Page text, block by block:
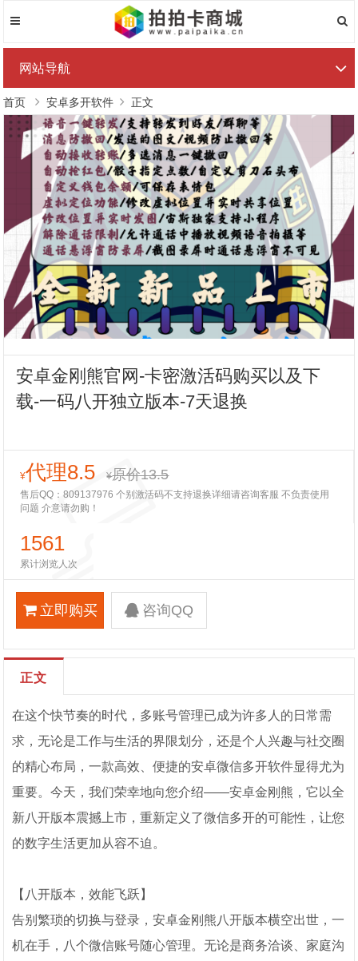
网站导航
首页 安卓多开软件 正文
安卓金刚熊官网-卡密激活码购买以及下
载-一码八开独立版本-7天退换
¥代理8.5 ¥原价13.5
售后QQ：809137976 个别激活码不支持退换详细请咨询客服 不负责使用
问题 介意请勿购！
1561
累计浏览人次
立即购买 咨询QQ
正文
在这个快节奏的时代，多账号管理已成为许多人的日常需
求，无论是工作与生活的界限划分，还是个人兴趣与社交圈
的精心布局，一款高效、便捷的安卓微信多开软件显得尤为
重要。今天，我们荣幸地向您介绍——安卓金刚熊，它以全
新八开版本震撼上市，重新定义了微信多开的可能性，让您
的数字生活更加从容不迫。
【八开版本，效能飞跃】
告别繁琐的切换与登录，安卓金刚熊八开版本横空出世，一
机在手，八个微信账号随心管理。无论是商务洽谈、家庭沟